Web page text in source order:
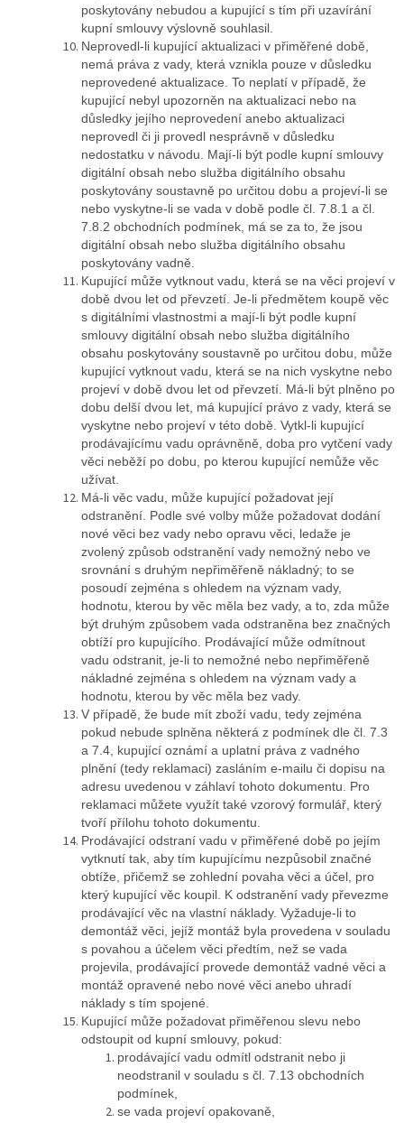
poskytovány nebudou a kupující s tím při uzavírání
kupní smlouvy výslovně souhlasil.
Neprovedl-li kupující aktualizaci v přiměřené době,
nemá práva z vady, která vznikla pouze v důsledku
neprovedené aktualizace. To neplatí v případě, že
kupující nebyl upozorněn na aktualizaci nebo na
důsledky jejího neprovedení anebo aktualizaci
neprovedl či ji provedl nesprávně v důsledku
nedostatku v návodu. Mají-li být podle kupní smlouvy
digitální obsah nebo služba digitálního obsahu
poskytovány soustavně po určitou dobu a projeví-li se
nebo vyskytne-li se vada v době podle čl. 7.8.1 a čl.
7.8.2 obchodních podmínek, má se za to, že jsou
digitální obsah nebo služba digitálního obsahu
poskytovány vadně.
Kupující může vytknout vadu, která se na věci projeví v
době dvou let od převzetí. Je-li předmětem koupě věc
s digitálními vlastnostmi a mají-li být podle kupní
smlouvy digitální obsah nebo služba digitálního
obsahu poskytovány soustavně po určitou dobu, může
kupující vytknout vadu, která se na nich vyskytne nebo
projeví v době dvou let od převzetí. Má-li být plněno po
dobu delší dvou let, má kupující právo z vady, která se
vyskytne nebo projeví v této době. Vytkl-li kupující
prodávajícímu vadu oprávněně, doba pro vytčení vady
věci neběží po dobu, po kterou kupující nemůže věc
užívat.
Má-li věc vadu, může kupující požadovat její
odstranění. Podle své volby může požadovat dodání
nové věci bez vady nebo opravu věci, ledaže je
zvolený způsob odstranění vady nemožný nebo ve
srovnání s druhým nepřiměřeně nákladný; to se
posoudí zejména s ohledem na význam vady,
hodnotu, kterou by věc měla bez vady, a to, zda může
být druhým způsobem vada odstraněna bez značných
obtíží pro kupujícího. Prodávající může odmítnout
vadu odstranit, je-li to nemožné nebo nepřiměřeně
nákladné zejména s ohledem na význam vady a
hodnotu, kterou by věc měla bez vady.
V případě, že bude mít zboží vadu, tedy zejména
pokud nebude splněna některá z podmínek dle čl. 7.3
a 7.4, kupující oznámí a uplatní práva z vadného
plnění (tedy reklamaci) zasláním e-mailu či dopisu na
adresu uvedenou v záhlaví tohoto dokumentu. Pro
reklamaci můžete využít také vzorový formulář, který
tvoří přílohu tohoto dokumentu.
Prodávající odstraní vadu v přiměřené době po jejím
vytknutí tak, aby tím kupujícímu nezpůsobil značné
obtíže, přičemž se zohlední povaha věci a účel, pro
který kupující věc koupil. K odstranění vady převezme
prodávající věc na vlastní náklady. Vyžaduje-li to
demontáž věci, jejíž montáž byla provedena v souladu
s povahou a účelem věci předtím, než se vada
projevila, prodávající provede demontáž vadné věci a
montáž opravené nebo nové věci anebo uhradí
náklady s tím spojené.
Kupující může požadovat přiměřenou slevu nebo
odstoupit od kupní smlouvy, pokud:
prodávající vadu odmítl odstranit nebo ji
neodstranil v souladu s čl. 7.13 obchodních
podmínek,
se vada projeví opakovaně,